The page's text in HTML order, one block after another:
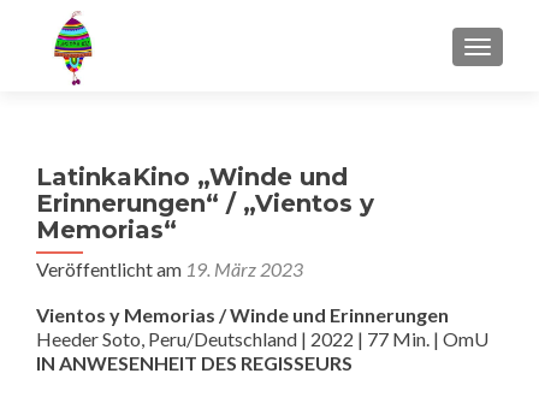
MENU
LatinkaKino „Winde und
Erinnerungen“ / „Vientos y
Memorias“
Veröffentlicht am 19. März 2023
Vientos y Memorias / Winde und Erinnerungen
Heeder Soto, Peru/Deutschland | 2022 | 77 Min. | OmU
IN ANWESENHEIT DES REGISSEURS